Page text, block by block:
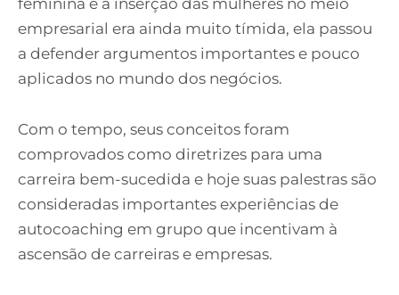
empresarial era ainda muito tímida, ela passou
a defender argumentos importantes e pouco
aplicados no mundo dos negócios.
Com o tempo, seus conceitos foram
comprovados como diretrizes para uma
carreira bem-sucedida e hoje suas palestras são
consideradas importantes experiências de
autocoaching em grupo que incentivam à
ascensão de carreiras e empresas.